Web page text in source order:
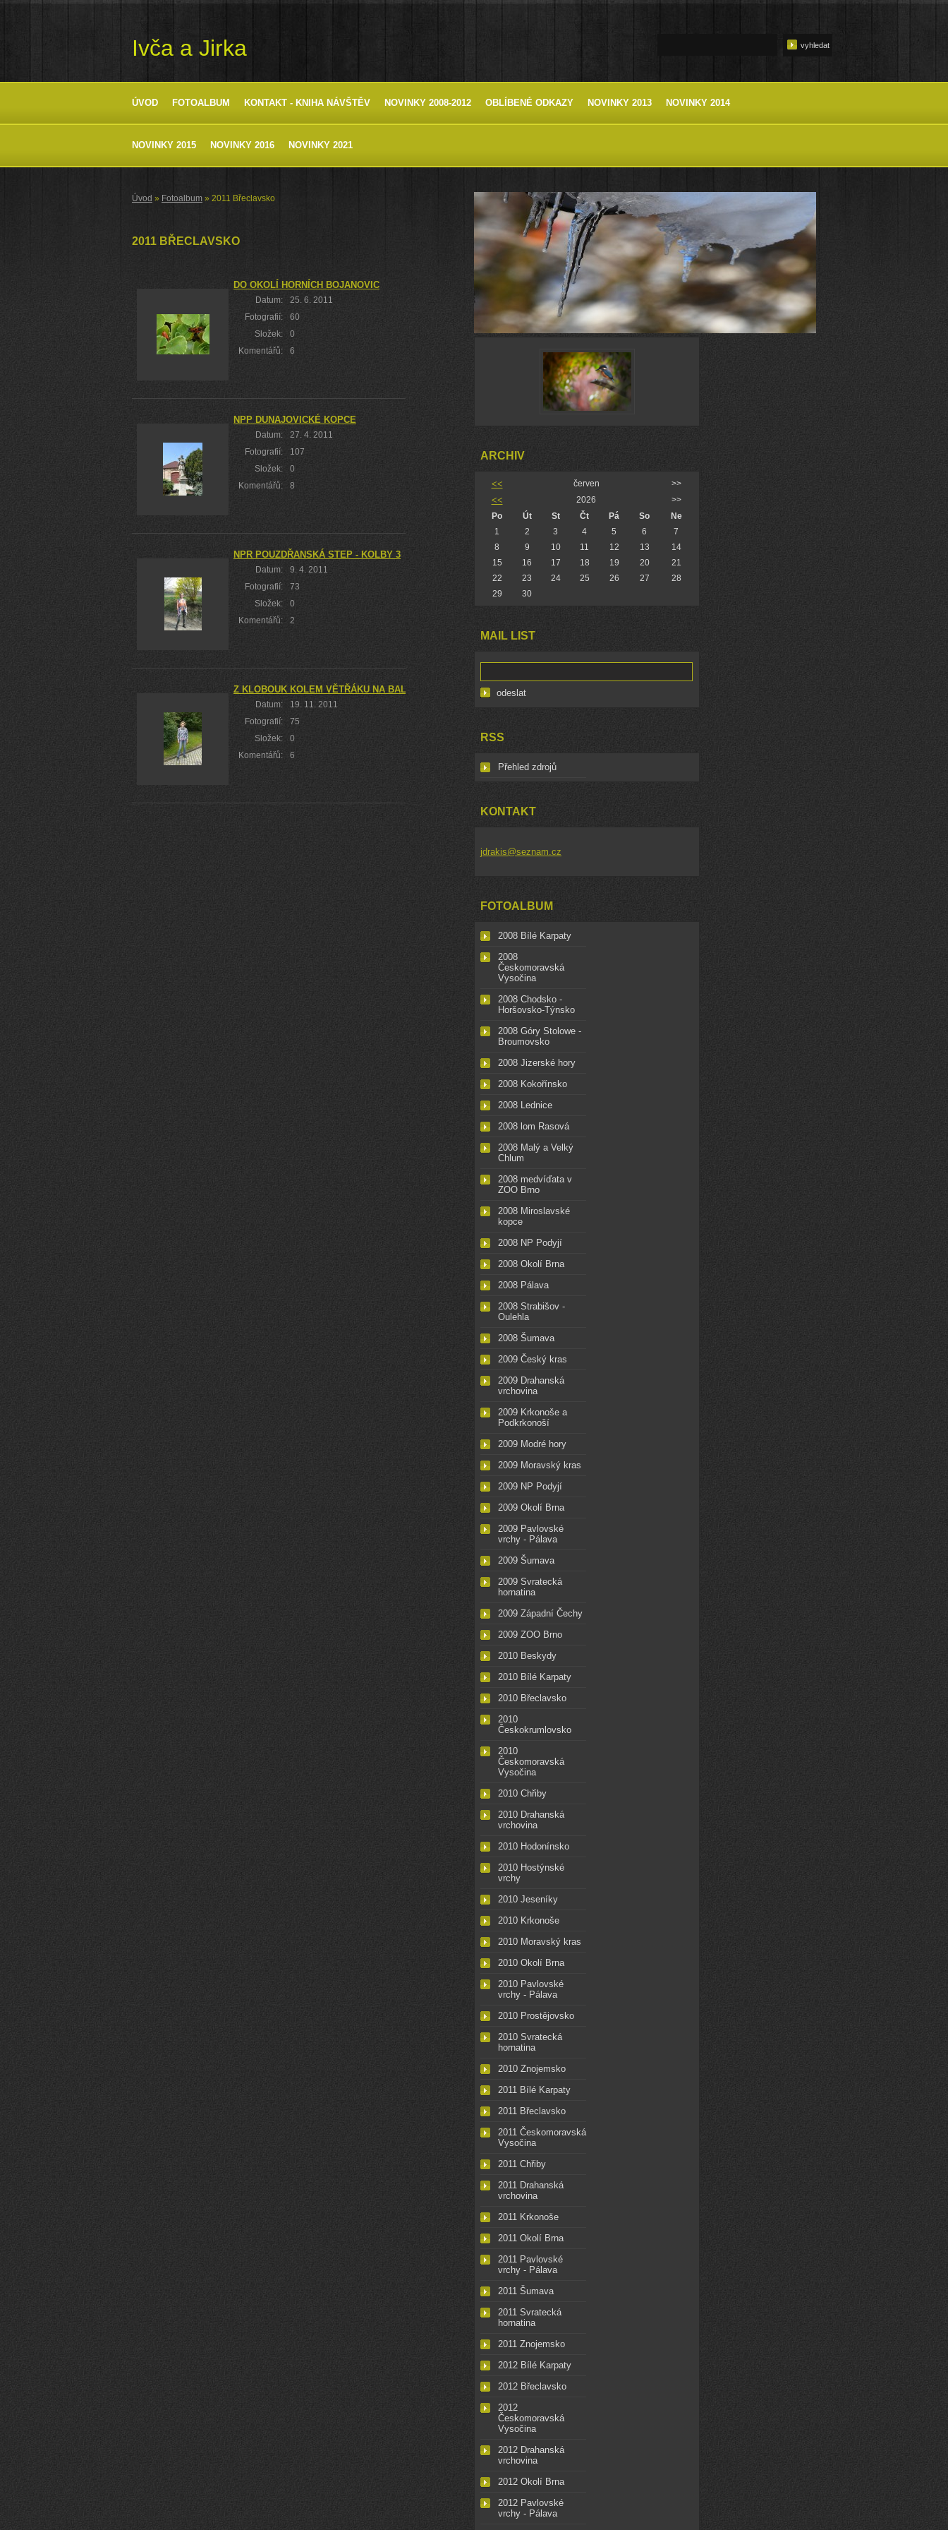
Ivča a Jirka
ÚVOD FOTOALBUM KONTAKT - KNIHA NÁVŠTĚV NOVINKY 2008-2012 OBLÍBENÉ ODKAZY NOVINKY 2013 NOVINKY 2014
NOVINKY 2015 NOVINKY 2016 NOVINKY 2021
Úvod » Fotoalbum » 2011 Břeclavsko
2011 BŘECLAVSKO
DO OKOLÍ HORNÍCH BOJANOVIC
Datum:
25. 6. 2011
Fotografií:
60
Složek:
0
Komentářů:
6
NPP DUNAJOVICKÉ KOPCE
Datum:
27. 4. 2011
Fotografií:
107
Složek:
0
Komentářů:
8
NPR POUZDŘANSKÁ STEP - KOLBY 3
Datum:
9. 4. 2011
Fotografií:
73
Složek:
0
Komentářů:
2
Z KLOBOUK KOLEM VĚTŘÁKU NA BALATON A ZPĚT
Datum:
19. 11. 2011
Fotografií:
75
Složek:
0
Komentářů:
6
ARCHIV
<< červen >>
<< 2026
>>
Po
Út St Čt Pá So
Ne
1
2 3 4 5 6
7
8
9 10 11 12 13
14
15
16 17 18 19 20
21
22
23 24 25 26 27
28
29
30
MAIL LIST
RSS
Přehled zdrojů
KONTAKT
jdrakis@seznam.cz
FOTOALBUM
2008 Bílé Karpaty
2008
Českomoravská
Vysočina
2008 Chodsko -
Horšovsko-Týnsko
2008 Góry Stolowe -
Broumovsko
2008 Jizerské hory
2008 Kokořínsko
2008 Lednice
2008 lom Rasová
2008 Malý a Velký
Chlum
2008 medvíďata v
ZOO Brno
2008 Miroslavské
kopce
2008 NP Podyjí
2008 Okolí Brna
2008 Pálava
2008 Strabišov -
Oulehla
2008 Šumava
2009 Český kras
2009 Drahanská
vrchovina
2009 Krkonoše a
Podkrkonoší
2009 Modré hory
2009 Moravský kras
2009 NP Podyjí
2009 Okolí Brna
2009 Pavlovské
vrchy - Pálava
2009 Šumava
2009 Svratecká
hornatina
2009 Západní Čechy
2009 ZOO Brno
2010 Beskydy
2010 Bílé Karpaty
2010 Břeclavsko
2010
Českokrumlovsko
2010
Českomoravská
Vysočina
2010 Chřiby
2010 Drahanská
vrchovina
2010 Hodonínsko
2010 Hostýnské
vrchy
2010 Jeseníky
2010 Krkonoše
2010 Moravský kras
2010 Okolí Brna
2010 Pavlovské
vrchy - Pálava
2010 Prostějovsko
2010 Svratecká
hornatina
2010 Znojemsko
2011 Bílé Karpaty
2011 Břeclavsko
2011 Českomoravská
Vysočina
2011 Chřiby
2011 Drahanská
vrchovina
2011 Krkonoše
2011 Okolí Brna
2011 Pavlovské
vrchy - Pálava
2011 Šumava
2011 Svratecká
hornatina
2011 Znojemsko
2012 Bílé Karpaty
2012 Břeclavsko
2012
Českomoravská
Vysočina
2012 Drahanská
vrchovina
2012 Okolí Brna
2012 Pavlovské
vrchy - Pálava